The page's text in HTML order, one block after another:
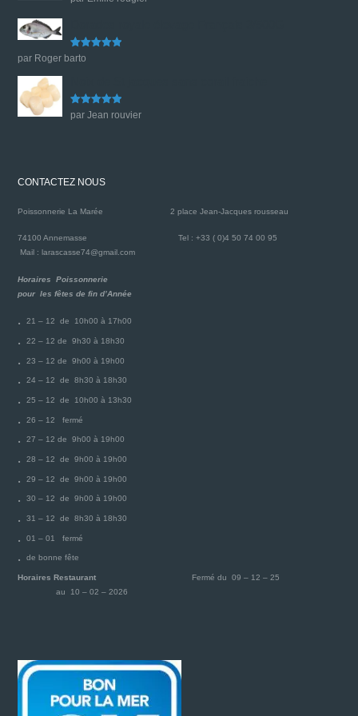
sur 5
Note
par Roger barto
Note5sur
5
par Jean rouvier
CONTACTEZ NOUS
Poissonnerie La Marée2 place Jean-Jacques rousseau
74100 AnnemasseTel : +33 ( 0)4 50 74 00 95
Mail : larascasse74@gmail.com
Horaires Poissonnerie
pour les fêtes de fin d’Année
21 – 12 de 10h00 à 17h00
22 – 12 de 9h30 à 18h30
23 – 12 de 9h00 à 19h00
24 – 12 de 8h30 à 18h30
25 – 12 de 10h00 à 13h30
26 – 12 fermé
27 – 12 de 9h00 à 19h00
28 – 12 de 9h00 à 19h00
29 – 12 de 9h00 à 19h00
30 – 12 de 9h00 à 19h00
31 – 12 de 8h30 à 18h30
01 – 01 fermé
de bonne fête
Horaires Restaurant Fermé du 09 – 12 – 25
au 10 – 02 – 2026